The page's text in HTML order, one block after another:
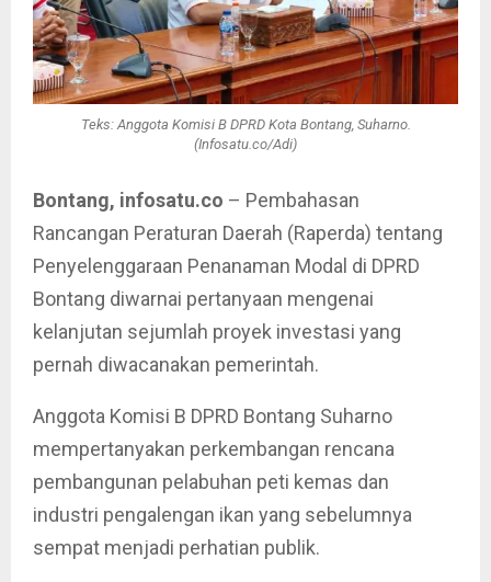
Teks: Anggota Komisi B DPRD Kota Bontang, Suharno.
(Infosatu.co/Adi)
Bontang, infosatu.co – Pembahasan
Rancangan Peraturan Daerah (Raperda) tentang
Penyelenggaraan Penanaman Modal di DPRD
Bontang diwarnai pertanyaan mengenai
kelanjutan sejumlah proyek investasi yang
pernah diwacanakan pemerintah.
Anggota Komisi B DPRD Bontang Suharno
mempertanyakan perkembangan rencana
pembangunan pelabuhan peti kemas dan
industri pengalengan ikan yang sebelumnya
sempat menjadi perhatian publik.